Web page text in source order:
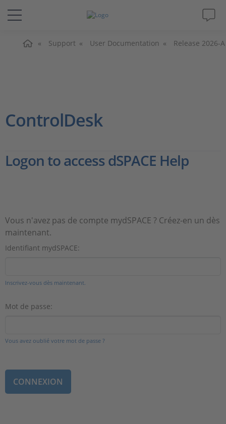
Solutions & Produits
Carrières
Support User Documentation Release 2026-A
ControlDesk
Logon to access dSPACE Help
Vous n'avez pas de compte mydSPACE ? Créez-en un dès
maintenant.
Identifiant mydSPACE:
Inscrivez-vous dès maintenant.
Mot de passe:
Vous avez oublié votre mot de passe ?